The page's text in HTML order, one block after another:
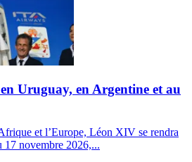
Uruguay, en Argentine et au
et l’Europe, Léon XIV se rendra
17 novembre 2026,...